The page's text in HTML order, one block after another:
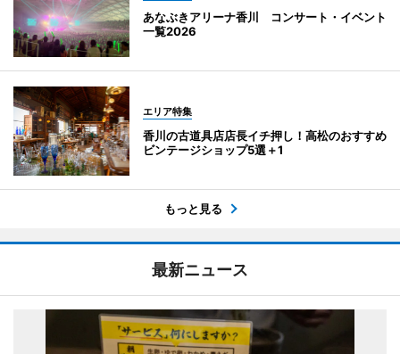
あなぶきアリーナ香川 コンサート・イベント
一覧2026
エリア特集
香川の古道具店店長イチ押し！高松のおすすめ
ビンテージショップ5選＋1
もっと見る
最新ニュース